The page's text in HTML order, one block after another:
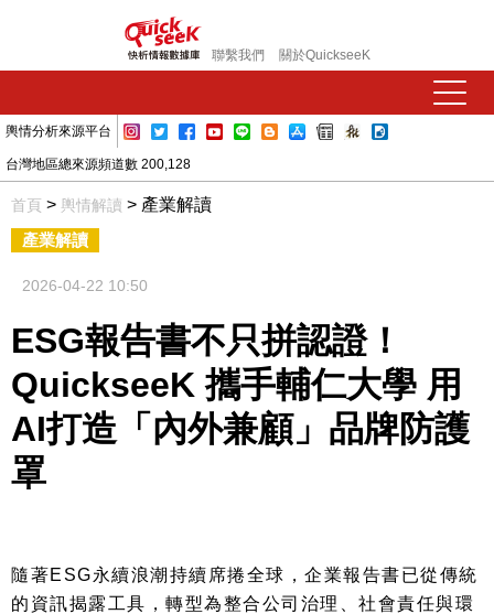
聯繫我們 關於QuickseeK
輿情分析來源平台
台灣地區總來源頻道數 200,128
首頁 > 輿情解讀 > 產業解讀
產業解讀
2026-04-22 10:50
ESG報告書不只拼認證！
QuickseeK 攜手輔仁大學 用
AI打造「內外兼顧」品牌防護
罩
隨著ESG永續浪潮持續席捲全球，企業報告書已從傳統
的資訊揭露工具，轉型為整合公司治理、社會責任與環